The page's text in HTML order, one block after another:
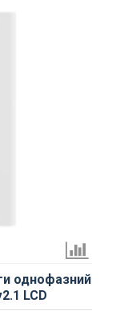
однофазний
LCD